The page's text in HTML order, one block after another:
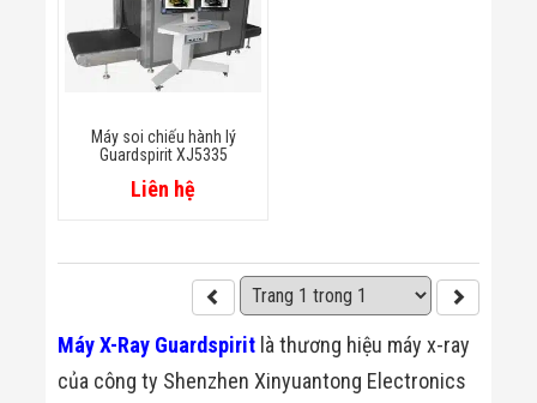
Màn Hình
Tương Tác
Màn Hình LED
Ghi Âm
Máy X-Ray
Máy soi chiếu hành lý
Guardspirit XJ5335
Liên hệ
Máy X-Ray Guardspirit là thương hiệu máy x-ray
của công ty Shenzhen Xinyuantong Electronics